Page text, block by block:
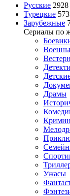
Русские 2928
Турецкие 573
Зарубежные
Сериалы по
Драмы
Ужасы